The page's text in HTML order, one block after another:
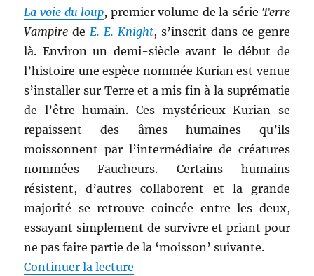
La voie du loup, premier volume de la série Terre
Vampire deE. E. Knight, s’inscrit dans ce genre
là. Environ un demi-siècle avant le début de
l’histoire une espèce nommée Kurian est venue
s’installer sur Terre et a mis fin à la suprématie
de l’être humain. Ces mystérieux Kurian se
repaissent des âmes humaines qu’ils
moissonnent par l’intermédiaire de créatures
nommées Faucheurs. Certains humains
résistent, d’autres collaborent et la grande
majorité se retrouve coincée entre les deux,
essayant simplement de survivre et priant pour
ne pas faire partie de la ‘moisson’ suivante.
Continuer la lecture